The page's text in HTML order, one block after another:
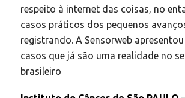
respeito à internet das coisas, no
casos práticos dos pequenos
registrando. A Sensorweb
casos que já são uma realidade no
brasileiro